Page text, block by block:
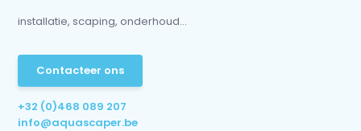
installatie, scaping, onderhoud...
Contacteer ons
+32 (0)468 089 207
info@aquascaper.be